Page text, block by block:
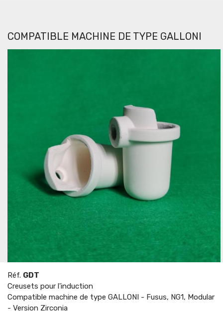
COMPATIBLE MACHINE DE TYPE GALLONI
Réf. GDT
Creusets pour l'induction
Compatible machine de type GALLONI - Fusus, NG1, Modular
- Version Zirconia